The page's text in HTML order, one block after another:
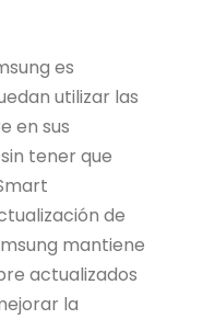
es
utilizar las
en sus
tener que
de
mantiene
actualizados
la